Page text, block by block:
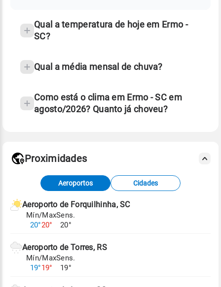
Qual a temperatura de hoje em Ermo -
SC?
Qual a média mensal de chuva?
Como está o clima em Ermo - SC em
agosto/2026? Quanto já choveu?
Fonte: dados combinados de estações
meteorológicas e satélite do Centro de Previsão
de Tempo e Estudos Climáticos (CPTEC).
Para obter mais informações sobre os dados
Proximidades
Aeroportos Cidades
Aeroporto de Forquilhinha, SC
Mín/Max
20°20°
Sens.
20°
Aeroporto de Torres, RS
Mín/Max
19°19°
Sens.
19°